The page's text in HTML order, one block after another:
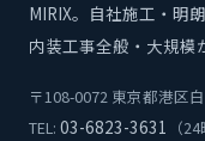
MIRIX。自社施工・明
内装工事全般・大規模
〒108-0072 東京都港区
TEL: 03-6823-3631 （